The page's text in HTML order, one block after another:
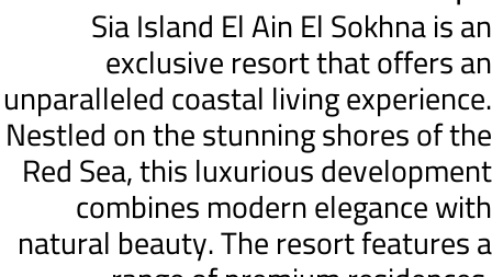
Sia Island El Ain El Sokhna is an
exclusive resort that offers an
unparalleled coastal living experience.
Nestled on the stunning shores of the
Red Sea, this luxurious development
combines modern elegance with
natural beauty. The resort features a